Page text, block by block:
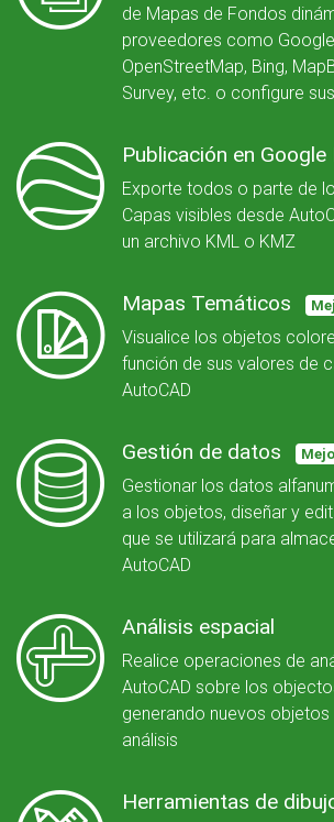
de Mapas de Fondos
proveedores como
OpenStreetMap, Bing,
Survey, etc. o configure
Publicación en Google
Exporte todos o parte de
Capas visibles desde
un archivo KML o KMZ
Mapas Temáticos
Visualice los objetos
función de sus valores de
AutoCAD
Gestión de datos
Gestionar los datos
a los objetos, diseñar y
que se utilizará para
AutoCAD
Análisis espacial
Realice operaciones de
AutoCAD sobre los
generando nuevos
análisis
Herramientas de